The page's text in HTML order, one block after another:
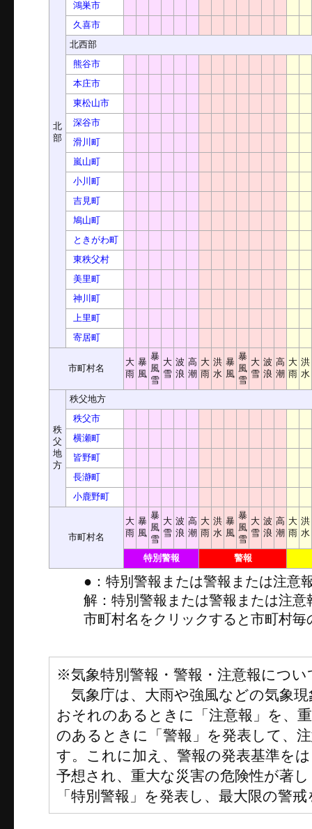
北
部
鴻巣市
久喜市
北西部
熊谷市
本庄市
東松山市
深谷市
滑川町
嵐山町
小川町
吉見町
鳩山町
ときがわ町
東秩父村
美里町
神川町
上里町
寄居町
市町村名
大
雨
暴
風
暴
風
雪
大
雪
波
浪
高
潮
大
雨
洪
水
暴
風
暴
風
雪
大
雪
波
浪
高
潮
大
雨
洪
水
秩
父
地
方
秩父地方
秩父市
横瀬町
皆野町
長瀞町
小鹿野町
市町村名
大
雨
暴
風
暴
風
雪
大
雪
波
浪
高
潮
大
雨
洪
水
暴
風
暴
風
雪
大
雪
波
浪
高
潮
大
雨
洪
水
特別警報 警報
●：特別警報または警報または注意
解：特別警報または警報または注
市町村名をクリックすると市町村
※気象特別警報・警報・注意報につい
気象庁は、大雨や強風などの気象
おそれのあるときに「注意報」を、
のあるときに「警報」を発表して、
す。これに加え、警報の発表基準を
予想され、重大な災害の危険性が著
「特別警報」を発表し、最大限の警